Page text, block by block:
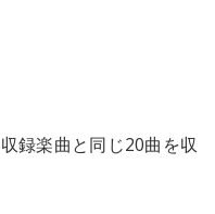
録楽曲と同じ20曲を収